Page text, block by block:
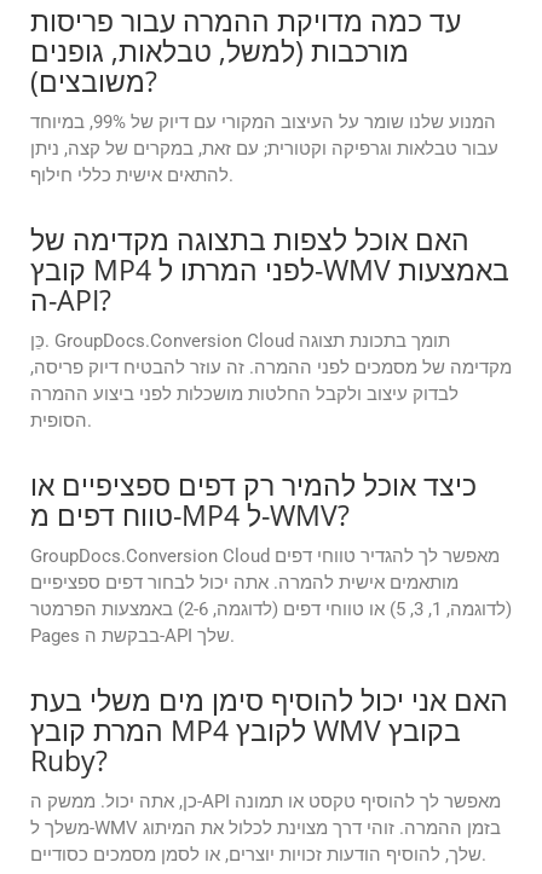
עד כמה מדויקת ההמרה עבור פריסות
מורכבות (למשל, טבלאות, גופנים
משובצים)?
המנוע שלנו שומר על העיצוב המקורי עם דיוק של 99%, במיוחד
עבור טבלאות וגרפיקה וקטורית; עם זאת, במקרים של קצה, ניתן
להתאים אישית כללי חילוף.
האם אוכל לצפות בתצוגה מקדימה של
קובץ MP4 לפני המרתו ל-WMV באמצעות
ה-API?
כֵּן. GroupDocs.Conversion Cloud תומך בתכונת תצוגה
מקדימה של מסמכים לפני ההמרה. זה עוזר להבטיח דיוק פריסה,
לבדוק עיצוב ולקבל החלטות מושכלות לפני ביצוע ההמרה
הסופית.
כיצד אוכל להמיר רק דפים ספציפיים או
טווח דפים מ-MP4 ל-WMV?
GroupDocs.Conversion Cloud מאפשר לך להגדיר טווחי דפים
מותאמים אישית להמרה. אתה יכול לבחור דפים ספציפיים
(לדוגמה, 1, 3, 5) או טווחי דפים (לדוגמה, 2-6) באמצעות הפרמטר
Pages בבקשת ה-API שלך.
האם אני יכול להוסיף סימן מים משלי בעת
המרת קובץ MP4 לקובץ WMV בקובץ
Ruby?
כן, אתה יכול. ממשק ה-API מאפשר לך להוסיף טקסט או תמונה
משלך ל-WMV בזמן ההמרה. זוהי דרך מצוינת לכלול את המיתוג
שלך, להוסיף הודעות זכויות יוצרים, או לסמן מסמכים כסודיים.